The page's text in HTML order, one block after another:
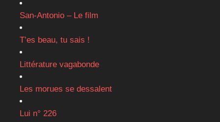
San-Antonio – Le film
T’es beau, tu sais !
Littérature vagabonde
Les morues se dessalent
Lui n° 226